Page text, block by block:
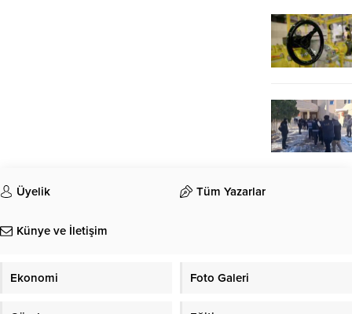
Üyelik Tüm Yazarlar
Künye ve İletişim
Ekonomi Foto Galeri